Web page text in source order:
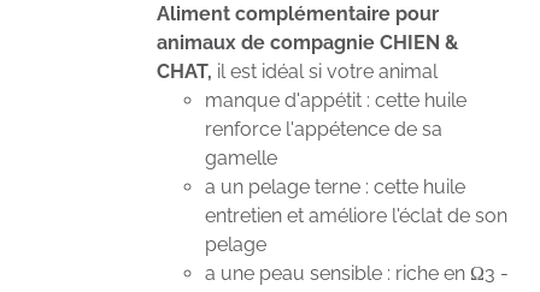
Aliment complémentaire pour
animaux de compagnie CHIEN &
CHAT, il est idéal si votre animal
manque d'appétit : cette huile
renforce l'appétence de sa
gamelle
a un pelage terne : cette huile
entretien et améliore l'éclat de son
pelage
a une peau sensible : riche en Ω3 -